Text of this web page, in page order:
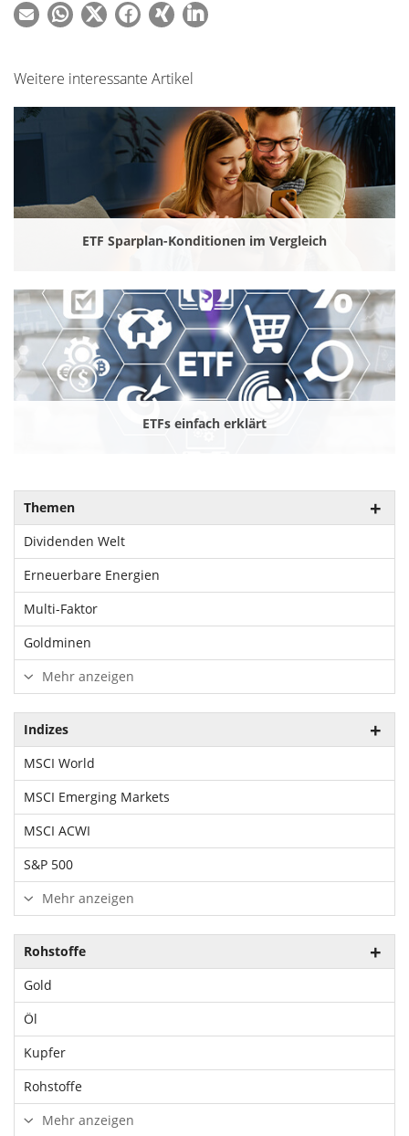
Weitere interessante Artikel
ETF Sparplan-Konditionen im Vergleich
ETFs einfach erklärt
Themen
Dividenden Welt
Erneuerbare Energien
Multi-Faktor
Goldminen
Mehr anzeigen
Indizes
MSCI World
MSCI Emerging Markets
MSCI ACWI
S&P 500
Mehr anzeigen
Rohstoffe
Gold
Öl
Kupfer
Rohstoffe
Mehr anzeigen